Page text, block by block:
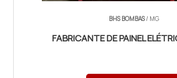
BHS BOMBAS/ MG
FABRICANTE DE PAINEL